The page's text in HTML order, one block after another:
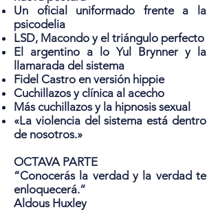
Un oficial uniformado frente a la
psicodelia
LSD, Macondo y el triángulo perfecto
El argentino a lo Yul Brynner y la
llamarada del sistema
Fidel Castro en versión hippie
Cuchillazos y clínica al acecho
Más cuchillazos y la hipnosis sexual
«La violencia del sistema está dentro
de nosotros.»
OCTAVA PARTE
“Conocerás la verdad y la verdad te
enloquecerá.”
Aldous Huxley